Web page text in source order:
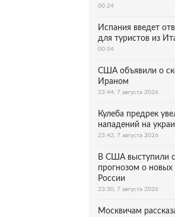
00:24
Испания введет
для туристов из
00:04
США объявили о
Ираном
23:44, 7 августа 2026
Кулеба предрек
нападений на
23:42, 7 августа 2026
В США выступили
прогнозом о новых
России
23:30, 7 августа 2026
Москвичам